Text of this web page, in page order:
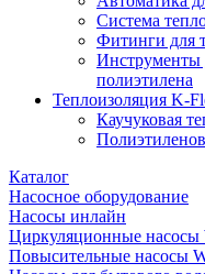
Система
Фитинги для
Инструменты
полиэтилена
Теплоизоляция K-
Каучуковая
Каталог
Насосное оборудование
Насосы инлайн
Циркуляционные насосы
Повысительные насосы